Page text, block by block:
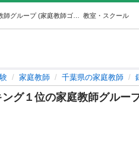
教室・スクール
家庭教師 千葉県の家庭教師
グ１位の家庭教師グルー